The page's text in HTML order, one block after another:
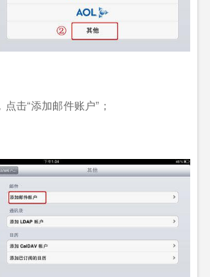
点击“添加邮件账户” ；